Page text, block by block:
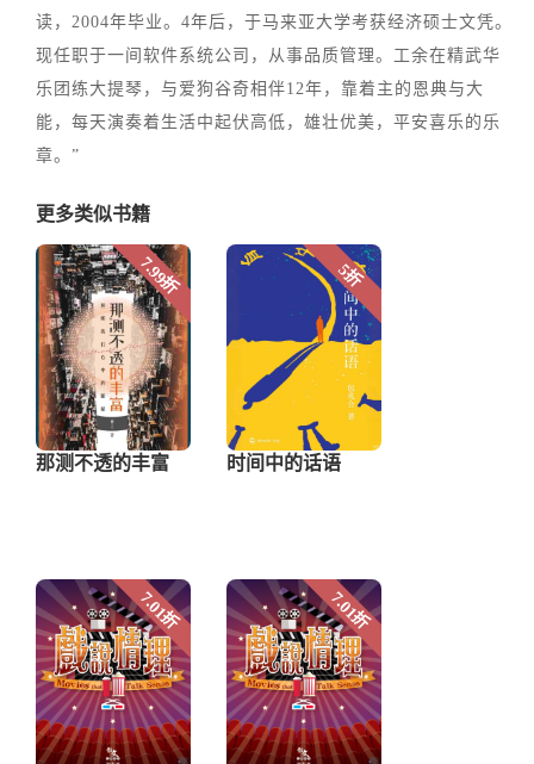
读，2004年毕业。4年后，于马来亚大学考获经济硕士文凭。
现任职于一间软件系统公司，从事品质管理。工余在精武华
乐团练大提琴，与爱狗谷奇相伴12年，靠着主的恩典与大
能，每天演奏着生活中起伏高低，雄壮优美，平安喜乐的乐
章。”
更多类似书籍